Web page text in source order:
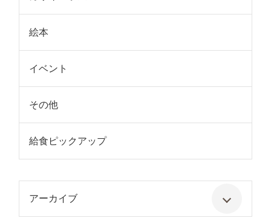
絵本
イベント
その他
給食ピックアップ
アーカイブ